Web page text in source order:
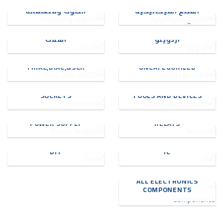
القطع الميكانيكية الصوت ومتعلقاته
اردوينو أسلاك
UNCATEGORIZED
TRIAC,DIAC,&SCR
TOOLS AND DEVICES
SOCKETS
RELAYS
POWER SUPPLY
IC
DIY
ALL ELECTRONICS
COMPONENTS